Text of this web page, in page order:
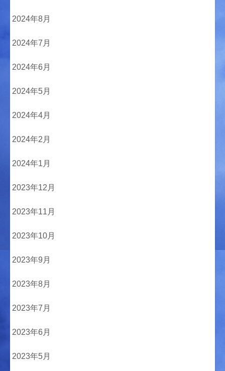
2024年8月
2024年7月
2024年6月
2024年5月
2024年4月
2024年2月
2024年1月
2023年12月
2023年11月
2023年10月
2023年9月
2023年8月
2023年7月
2023年6月
2023年5月